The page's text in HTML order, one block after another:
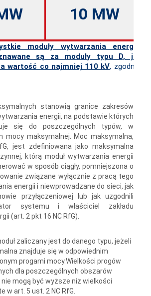
moduły wytwarzania energii
są za moduły typu D,
wartość co najmniej 110 kV, zgodnie z
10 MW
stanowią granice zakresów
energii, na podstawie których
się do poszczególnych typów, w
mocy maksymalnej. Moc maksymalna,
jest zdefiniowana jako maksymalna
którą moduł wytwarzania energii
w sposób ciągły, pomniejszona o
związane wyłącznie z pracą tego
energii i niewprowadzane do sieci, jak
przyłączeniowej lub jak uzgodnili
systemu i właściciel zakładu
(art. 2 pkt 16 NC RfG).
zaliczany jest do danego typu, jeżeli
znajduje się w odpowiednim
progami mocy.Wielkości progów
dla poszczególnych obszarów
mogą być wyższe niż wielkości
w art. 5 ust. 2 NC RfG.